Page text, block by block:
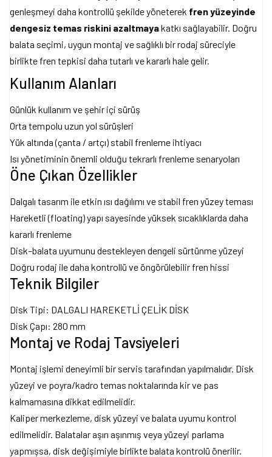
genleşmeyi daha kontrollü şekilde yöneterek fren yüzeyinde
dengesiz temas riskini azaltmayakatkı sağlayabilir. Doğru
balata seçimi, uygun montaj ve sağlıklı bir rodaj süreciyle
birlikte fren tepkisi daha tutarlı ve kararlı hale gelir.
Kullanım Alanları
Günlük kullanım ve şehir içi sürüş
Orta tempolu uzun yol sürüşleri
Yük altında (çanta / artçı) stabil frenleme ihtiyacı
Isı yönetiminin önemli olduğu tekrarlı frenleme senaryoları
Öne Çıkan Özellikler
Dalgalı tasarım ile etkin ısı dağılımı ve stabil fren yüzey teması
Hareketli (floating) yapı sayesinde yüksek sıcaklıklarda daha
kararlı frenleme
Disk–balata uyumunu destekleyen dengeli sürtünme yüzeyi
Doğru rodaj ile daha kontrollü ve öngörülebilir fren hissi
Teknik Bilgiler
Disk Tipi: DALGALI HAREKETLİ ÇELİK DİSK
Disk Çapı: 280 mm
Montaj ve Rodaj Tavsiyeleri
Montaj işlemi deneyimli bir servis tarafından yapılmalıdır. Disk
yüzeyi ve poyra/kadro temas noktalarında kir ve pas
kalmamasına dikkat edilmelidir.
Kaliper merkezleme, disk yüzeyi ve balata uyumu kontrol
edilmelidir. Balatalar aşırı aşınmış veya yüzeyi parlama
yapmışsa, disk değişimiyle birlikte balata kontrolü önerilir.